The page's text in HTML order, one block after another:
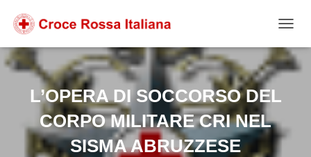
contenuto
alla
navigazione
footer
L’OPERA DI SOCCORSO DEL
CORPO MILITARE CRI NEL
SISMA ABRUZZESE